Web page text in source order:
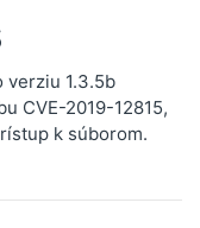
verziu 1.3.5b
CVE-2019-12815,
k súborom.